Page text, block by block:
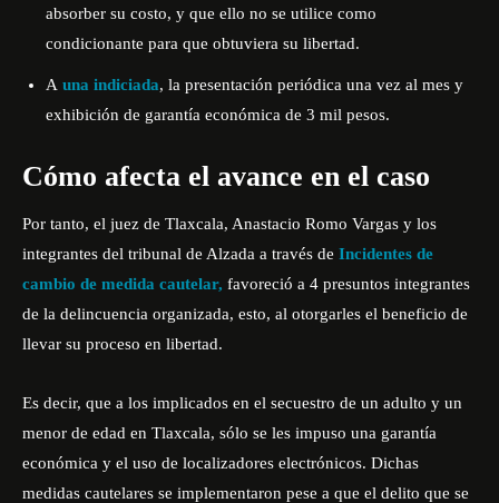
absorber su costo, y que ello no se utilice como
condicionante para que obtuviera su libertad.
A una indiciada, la presentación periódica una vez al mes y
exhibición de garantía económica de 3 mil pesos.
Cómo afecta el avance en el caso
Por tanto, el juez de Tlaxcala, Anastacio Romo Vargas y los
integrantes del tribunal de Alzada a través de Incidentes de
cambio de medida cautelar, favoreció a 4 presuntos integrantes
de la delincuencia organizada, esto, al otorgarles el beneficio de
llevar su proceso en libertad.
Es decir, que a los implicados en el secuestro de un adulto y un
menor de edad en Tlaxcala, sólo se les impuso una garantía
económica y el uso de localizadores electrónicos. Dichas
medidas cautelares se implementaron pese a que el delito que se